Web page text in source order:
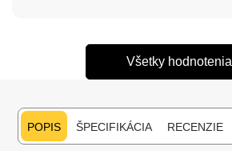
Všetky hodnotenia
POPIS ŠPECIFIKÁCIA RECENZIE